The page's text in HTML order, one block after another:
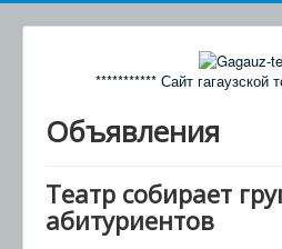
*********** Сайт гагаузской
Объявления
Театр собирает
абитуриентов